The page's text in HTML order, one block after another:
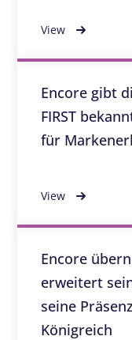
View
Encore gibt
FIRST
für
View
Encore
erweitert
seine
Königreich